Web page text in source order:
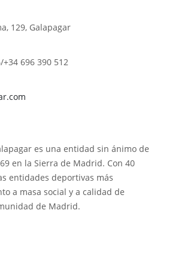
129, Galapagar
696 390 512
es una entidad sin ánimo de
en la Sierra de Madrid. Con 40
entidades deportivas más
a masa social y a calidad de
de Madrid.